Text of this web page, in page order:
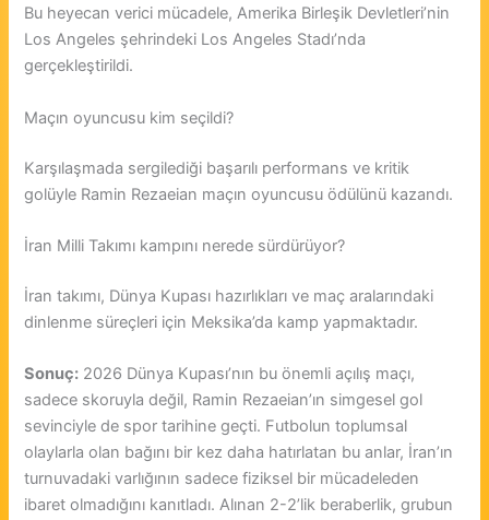
Bu heyecan verici mücadele, Amerika Birleşik Devletleri’nin
Los Angeles şehrindeki Los Angeles Stadı’nda
gerçekleştirildi.
Maçın oyuncusu kim seçildi?
Karşılaşmada sergilediği başarılı performans ve kritik
golüyle Ramin Rezaeian maçın oyuncusu ödülünü kazandı.
İran Milli Takımı kampını nerede sürdürüyor?
İran takımı, Dünya Kupası hazırlıkları ve maç aralarındaki
dinlenme süreçleri için Meksika’da kamp yapmaktadır.
Sonuç: 2026 Dünya Kupası’nın bu önemli açılış maçı,
sadece skoruyla değil, Ramin Rezaeian’ın simgesel gol
sevinciyle de spor tarihine geçti. Futbolun toplumsal
olaylarla olan bağını bir kez daha hatırlatan bu anlar, İran’ın
turnuvadaki varlığının sadece fiziksel bir mücadeleden
ibaret olmadığını kanıtladı. Alınan 2-2’lik beraberlik, grubun